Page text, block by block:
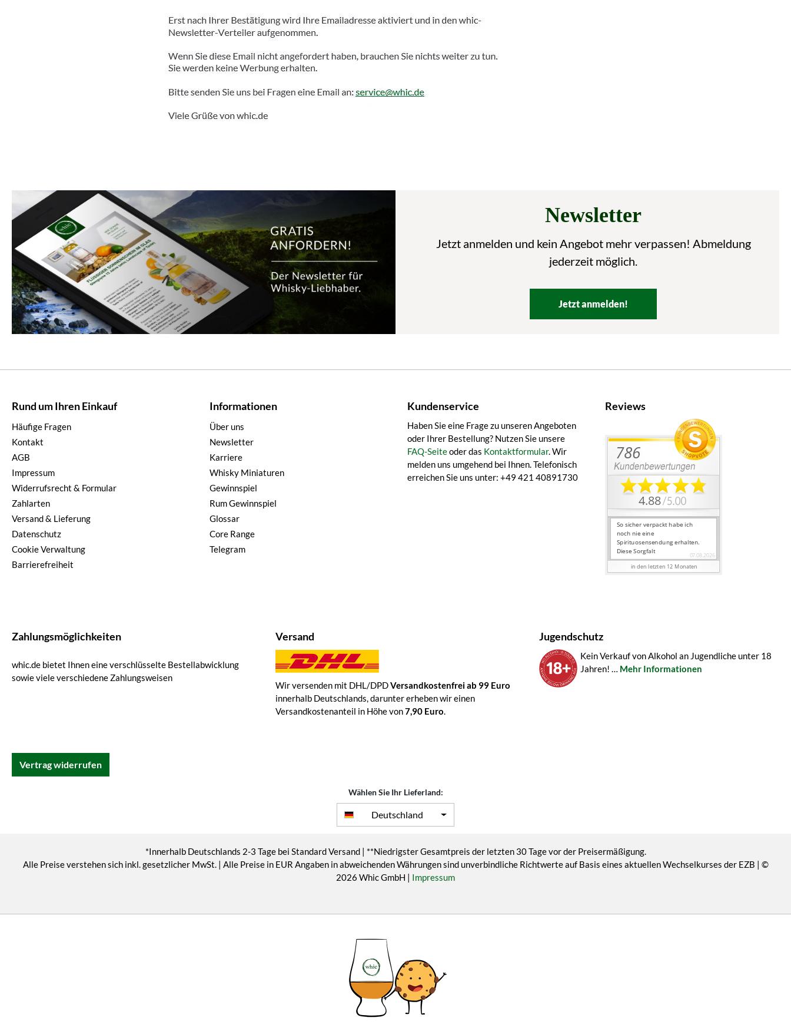
Newsletter
Jetzt anmelden und kein Angebot mehr verpassen! Abmeldung
jederzeit möglich.
Jetzt anmelden!
Rund um Ihren Einkauf
Häufige Fragen
Kontakt
AGB
Impressum
Widerrufsrecht & Formular
Zahlarten
Versand & Lieferung
Datenschutz
Cookie Verwaltung
Barrierefreiheit
Informationen
Über uns
Newsletter
Karriere
Whisky Miniaturen
Gewinnspiel
Rum Gewinnspiel
Glossar
Core Range
Telegram
Kundenservice
Haben Sie eine Frage zu unseren Angeboten
oder Ihrer Bestellung? Nutzen Sie unsere
FAQ-Seiteoder das Kontaktformular. Wir
melden uns umgehend bei Ihnen. Telefonisch
erreichen Sie uns unter: +49 421 40891730
Reviews
Zahlungsmöglichkeiten
whic.de bietet Ihnen eine verschlüsselte Bestellabwicklung
sowie viele verschiedene Zahlungsweisen
Versand
Wir versenden mit DHL/DPDVersandkostenfrei ab 99 Euro
innerhalb Deutschlands, darunter erheben wir einen
Versandkostenanteil in Höhe von7,90 Euro.
Jugendschutz
Kein Verkauf von Alkohol an Jugendliche unter 18
Jahren! … Mehr Informationen
Vertrag widerrufen
Wählen Sie Ihr Lieferland:
Deutschland
*Innerhalb Deutschlands 2-3 Tage bei Standard Versand | **Niedrigster Gesamtpreis der letzten 30 Tage vor der Preisermäßigung.
Alle Preise verstehen sich inkl. gesetzlicher MwSt. | Alle Preise in EUR Angaben in abweichenden Währungen sind unverbindliche Richtwerte auf Basis eines aktuellen Wechselkurses der EZB | ©
2026 Whic GmbH | Impressum